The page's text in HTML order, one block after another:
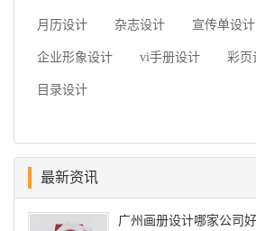
月历设计 杂志设计 宣传单设计
企业形象设计 vi手册设计 彩页
目录设计
最新资讯